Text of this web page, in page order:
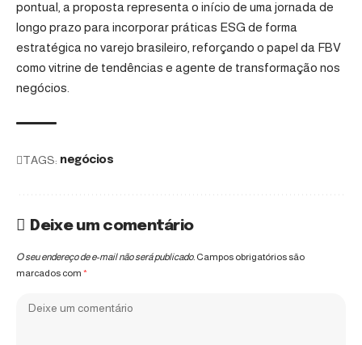
pontual, a proposta representa o início de uma jornada de
longo prazo para incorporar práticas ESG de forma
estratégica no varejo brasileiro, reforçando o papel da FBV
como vitrine de tendências e agente de transformação nos
negócios.
TAGS: negócios
Deixe um comentário
O seu endereço de e-mail não será publicado. Campos obrigatórios são
marcados com *